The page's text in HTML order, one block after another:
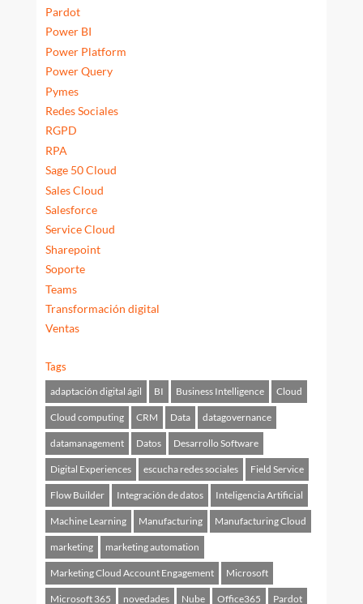
Pardot
Power BI
Power Platform
Power Query
Pymes
Redes Sociales
RGPD
RPA
Sage 50 Cloud
Sales Cloud
Salesforce
Service Cloud
Sharepoint
Soporte
Teams
Transformación digital
Ventas
Tags
adaptación digital ágil BI Business Intelligence Cloud
Cloud computing CRM Data datagovernance
datamanagement Datos Desarrollo Software
Digital Experiences escucha redes sociales Field Service
Flow Builder Integración de datos Inteligencia Artificial
Machine Learning Manufacturing Manufacturing Cloud
marketing marketing automation
Marketing Cloud Account Engagement Microsoft
Microsoft 365 novedades Nube Office365 Pardot